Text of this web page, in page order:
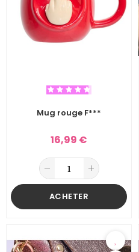
Mug rouge F***
16,99 €
ACHETER